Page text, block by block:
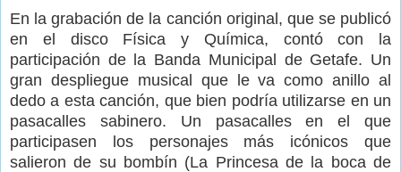
En la grabación de la canción original, que se publicó
en el disco Física y Química, contó con la
participación de la Banda Municipal de Getafe. Un
gran despliegue musical que le va como anillo al
dedo a esta canción, que bien podría utilizarse en un
pasacalles sabinero. Un pasacalles en el que
participasen los personajes más icónicos que
salieron de su bombín (La Princesa de la boca de